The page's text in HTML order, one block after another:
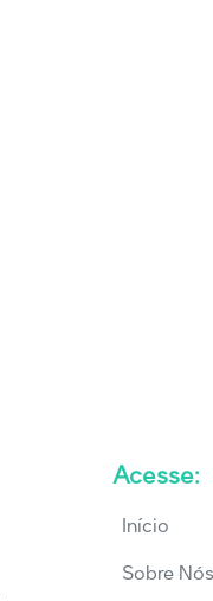
Acesse:
Início
Sobre Nós